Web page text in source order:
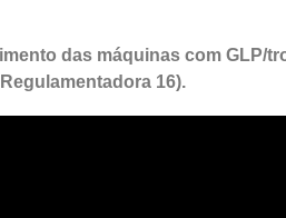
das máquinas com GLP/
16).